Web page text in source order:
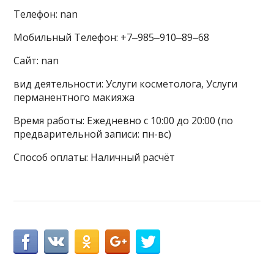
Телефон: nan
Мобильный Телефон: +7‒985‒910‒89‒68
Сайт: nan
вид деятельности: Услуги косметолога, Услуги
перманентного макияжа
Время работы: Ежедневно с 10:00 до 20:00 (по
предварительной записи: пн-вс)
Способ оплаты: Наличный расчёт